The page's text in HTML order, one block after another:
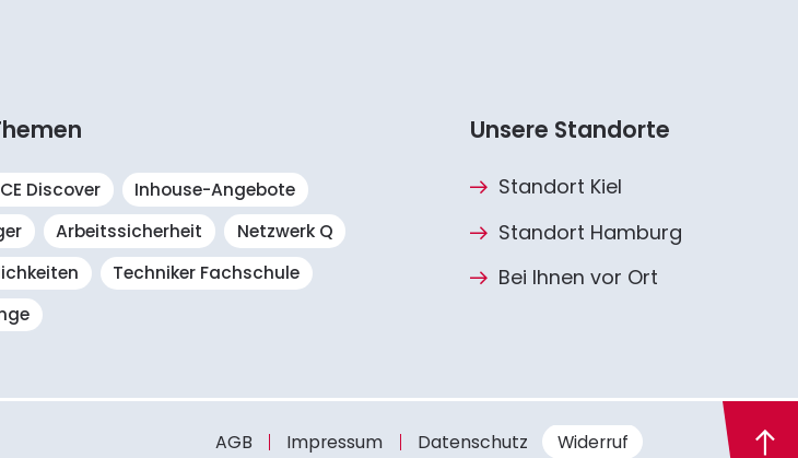
Discover
Inhouse-Angebote
Arbeitssicherheit
Netzwerk Q
Techniker Fachschule
Unsere Standorte
Standort Kiel
Standort Hamburg
Bei Ihnen vor Ort
nach
AGB Impressum Datenschutz Widerruf